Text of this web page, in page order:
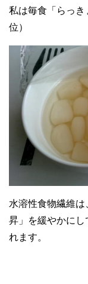
私は毎食「らっ
位）
水溶性食物繊維
昇」を緩やかにし
れます。